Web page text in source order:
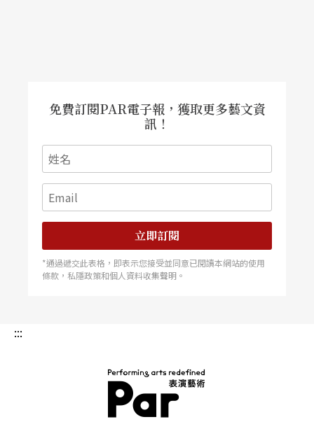
免費訂閱PAR電子報，獲取更多藝文資
訊！
立即訂閱
*通過遞交此表格，即表示您接受並同意已閱讀本網站的使用
條款，私隱政策和個人資料收集聲明。
:::